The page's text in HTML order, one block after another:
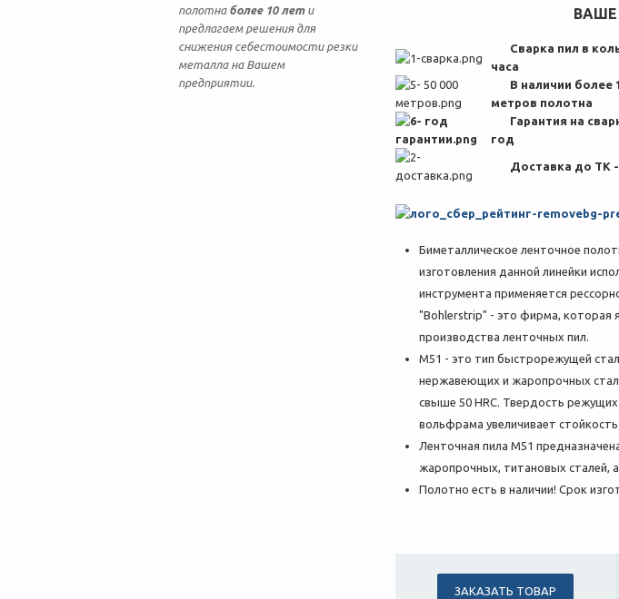
полотна более 10 лети
предлагаем решения для
снижения себестоимости резки
металла на Вашем
предприятии.
ВАШЕ
Сварка пил в
часа
В наличии более
метров полотна
Гарантия на
год
Доставка до ТК -
Биметаллическое ленточное
изготовления данной линейки
инструмента применяется
"Bohlerstrip" - это фирма, которая
производства ленточных пил.
M51 - это тип быстрорежущей
нержавеющих и жаропрочных
свыше 50 HRC. Твердость
вольфрама увеличивает
Ленточная пила М51
жаропрочных, титановых сталей,
Полотно есть в наличии! Срок
ЗАКАЗАТЬ ТОВАР